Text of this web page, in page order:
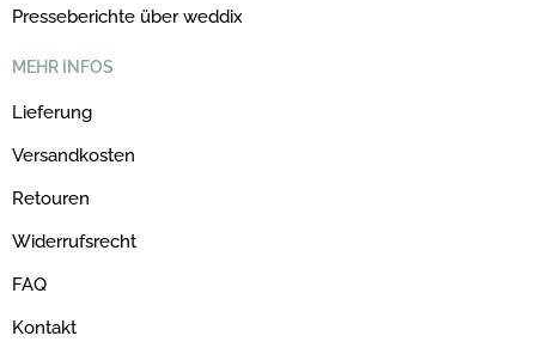
Presseberichte über weddix
MEHR INFOS
Lieferung
Versandkosten
Retouren
Widerrufsrecht
FAQ
Kontakt